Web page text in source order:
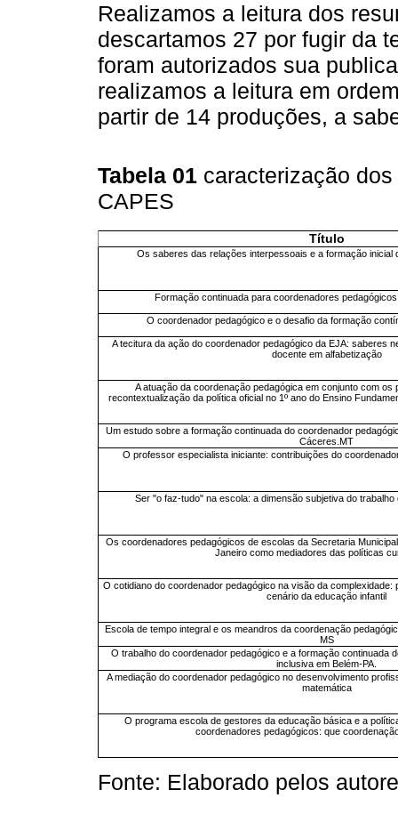
Realizamos a leitura dos
descartamos 27 por fugir da
foram autorizados sua
realizamos a leitura em
partir de 14 produções, a
Tabela 01 caracterização
CAPES
Título
Os saberes das relações interpessoais e a formação inicial
Formação continuada para coordenadores
O coordenador pedagógico e o desafio da formação
A tecitura da ação do coordenador pedagógico da EJA: saberes
docente em alfabetização
A atuação da coordenação pedagógica em conjunto com
recontextualização da política oficial no 1º ano do Ensino
Um estudo sobre a formação continuada do coordenador
Cáceres.MT
O professor especialista iniciante: contribuições do
Ser "o faz-tudo" na escola: a dimensão subjetiva do
Os coordenadores pedagógicos de escolas da Secretaria
Janeiro como mediadores das políticas
O cotidiano do coordenador pedagógico na visão da
cenário da educação infantil
Escola de tempo integral e os meandros da coordenação
MS
O trabalho do coordenador pedagógico e a formação continuada
inclusiva em Belém-PA.
A mediação do coordenador pedagógico no desenvolvimento
matemática
O programa escola de gestores da educação básica e a
coordenadores pedagógicos: que
Fonte: Elaborado pelos